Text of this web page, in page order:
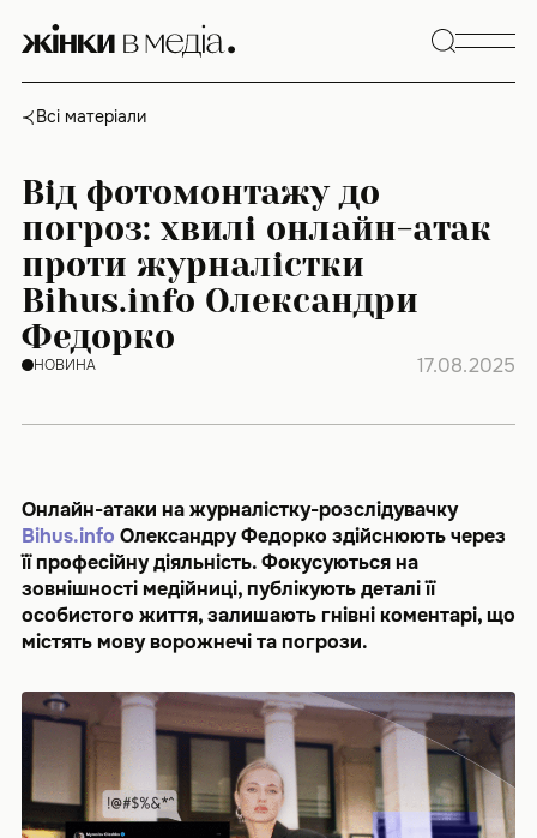
content
Всі матеріали
Від фотомонтажу до
погроз: хвилі онлайн-атак
проти журналістки
Bihus.info Олександри
Федорко
НОВИНА 17.08.2025
Онлайн-атаки на журналістку-розслідувачку
Bihus.info Олександру Федорко здійснюють через
її професійну діяльність. Фокусуються на
зовнішності медійниці, публікують деталі її
особистого життя, залишають гнівні коментарі, що
містять мову ворожнечі та погрози.